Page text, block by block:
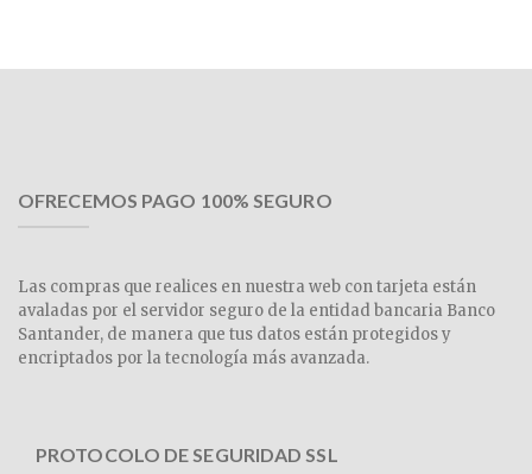
OFRECEMOS PAGO 100% SEGURO
Las compras que realices en nuestra web con tarjeta están
avaladas por el servidor seguro de la entidad bancaria Banco
Santander, de manera que tus datos están protegidos y
encriptados por la tecnología más avanzada.
PROTOCOLO DE SEGURIDAD SSL